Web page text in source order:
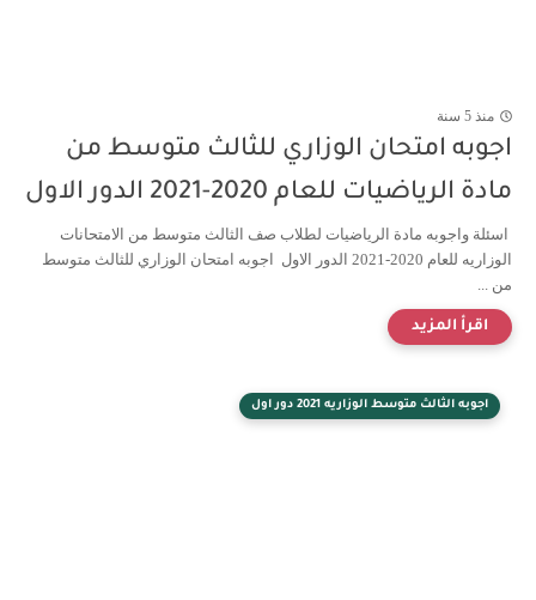
منذ 5 سنة
اجوبه امتحان الوزاري للثالث متوسط من
مادة الرياضيات للعام 2020-2021 الدور الاول
اسئلة واجوبه مادة الرياضيات لطلاب صف الثالث متوسط من الامتحانات
الوزاريه للعام 2020-2021 الدور الاول اجوبه امتحان الوزاري للثالث متوسط
من ...
اجوبه الثالث متوسط الوزاريه 2021 دور اول